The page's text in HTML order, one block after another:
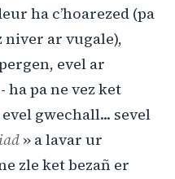
ha c’hoarezed (pa
niver ar vugale),
evel ar
pa ne vez ket
gwechall... sevel
» a lavar ur
zle ket bezañ er